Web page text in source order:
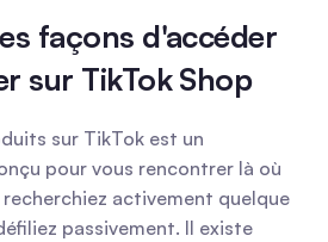
façons d'accéder
sur TikTok Shop
sur TikTok est un
pour vous rencontrer là où
activement quelque
passivement. Il existe